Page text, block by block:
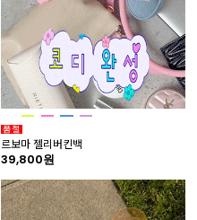
르보마 젤리버킨백
39,800원